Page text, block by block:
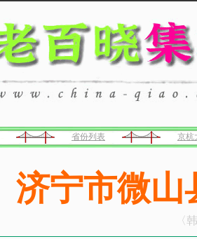
省份列表 京杭
济宁市微山
〈